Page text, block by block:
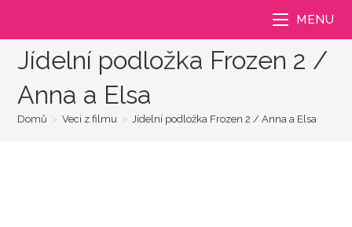
MENU
Jídelní podložka Frozen 2 /
Anna a Elsa
Domů > Veci z filmu > Jídelní podložka Frozen 2 / Anna a Elsa